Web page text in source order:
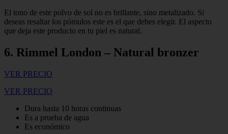
El tono de este polvo de sol no es brillante, sino metalizado. Si
deseas resaltar los pómulos este es el que debes elegir. El aspecto
que deja este producto en tu piel es natural.
6. Rimmel London – Natural bronzer
VER PRECIO
VER PRECIO
Dura hasta 10 horas continuas
Es a prueba de agua
Es económico